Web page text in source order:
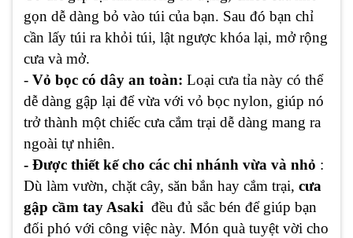
gọn dễ dàng bỏ vào túi của bạn. Sau đó bạn chỉ
cần lấy túi ra khỏi túi, lật ngược khóa lại, mở rộng
cưa và mở.
- Vỏ bọc có dây an toàn: Loại cưa tỉa này có thể
dễ dàng gập lại để vừa với vỏ bọc nylon, giúp nó
trở thành một chiếc cưa cắm trại dễ dàng mang ra
ngoài tự nhiên.
- Được thiết kế cho các chi nhánh vừa và nhỏ :
Dù làm vườn, chặt cây, săn bắn hay cắm trại, cưa
gập cầm tay Asaki đều đủ sắc bén để giúp bạn
đối phó với công việc này. Món quà tuyệt vời cho